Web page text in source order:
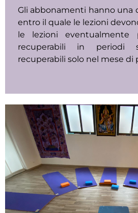
Gli abbonamenti hanno una
entro il quale le lezioni
le lezioni eventualmente
recuperabili in periodi
recuperabili solo nel mese di